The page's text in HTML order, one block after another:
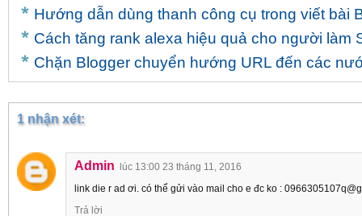
Hướng dẫn dùng thanh công cụ trong viết bài
Cách tăng rank alexa hiệu quả cho người làm
Chặn Blogger chuyển hướng URL đến các
1 nhận xét:
Admin
lúc 13:00 23 tháng 11, 2016
link die r ad ơi. có thể gửi vào mail cho e đc ko :
Trả lời